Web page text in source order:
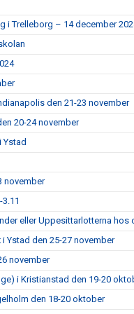
i Trelleborg – 14 december
den 21-23 november
20-24 november
Ystad
november
eller Uppesittarlotterna hos
Ystad den 25-27 november
november
i Kristianstad den 19-20
den 18-20 oktober